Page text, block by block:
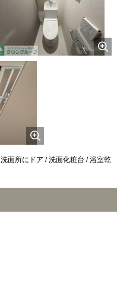
面所にドア / 洗面化粧台 / 浴室乾